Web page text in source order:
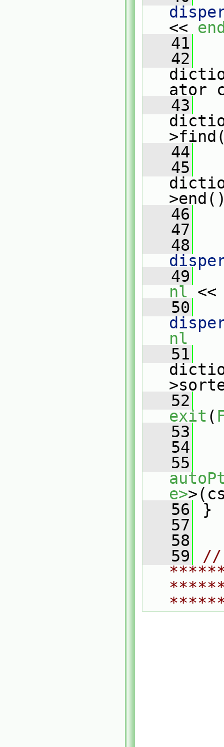
<<
   41
   42
ator
   43
   44
   45
   46
   47
   48
   49
nl
   50
nl
   51
   52
exit (
   53
   54
   55
e>
   56
}
   57
   58
   59
//